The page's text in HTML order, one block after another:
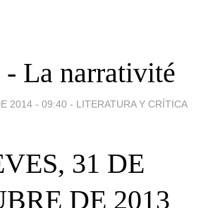
La narrativité
2014 - 09:40 - LITERATURA Y CRÍTICA
31 DE
DE 2013